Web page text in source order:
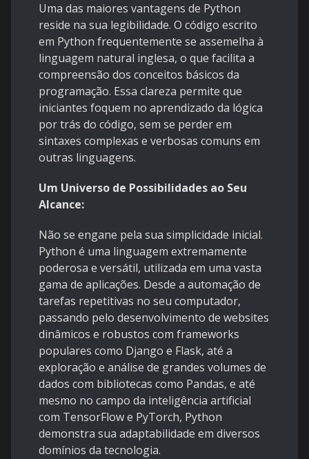
Uma das maiores vantagens de Python
reside na sua legibilidade. O código escrito
em Python frequentemente se assemelha à
linguagem natural inglesa, o que facilita a
compreensão dos conceitos básicos da
programação. Essa clareza permite que
iniciantes foquem no aprendizado da lógica
por trás do código, sem se perder em
sintaxes complexas e verbosas comuns em
outras linguagens.
Um Universo de Possibilidades ao Seu
Alcance:
Não se engane pela sua simplicidade inicial.
Python é uma linguagem extremamente
poderosa e versátil, utilizada em uma vasta
gama de aplicações. Desde a automação de
tarefas repetitivas no seu computador,
passando pelo desenvolvimento de websites
dinâmicos e robustos com frameworks
populares como Django e Flask, até a
exploração e análise de grandes volumes de
dados com bibliotecas como Pandas, e até
mesmo no campo da inteligência artificial
com TensorFlow e PyTorch, Python
demonstra sua adaptabilidade em diversos
domínios da tecnologia.